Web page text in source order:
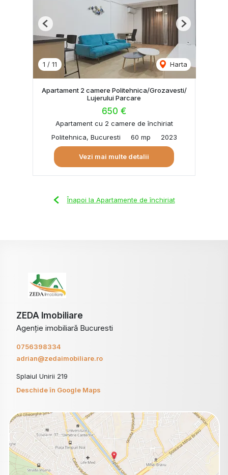
1 / 11 Harta
Previous Next
Apartament 2 camere Politehnica/Grozavesti/
Lujerului Parcare
650 €
Apartament cu 2 camere de închiriat
Politehnica, Bucuresti
60 mp 2023
Vezi mai multe detalii
Înapoi la Apartamente de închiriat
ZEDA Imobiliare
Agenție imobiliară Bucuresti
0756398334
adrian@zedaimobiliare.ro
Splaiul Unirii 219
Deschide în Google Maps